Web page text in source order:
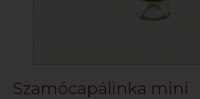
Szamócapálinka mini